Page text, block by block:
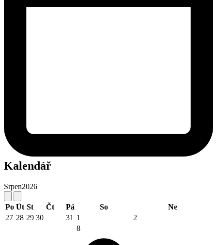
Kalendář
Srpen2026
Po Út St Čt Pá So
Ne
27 28 29 30 31 1 2
8